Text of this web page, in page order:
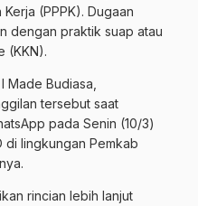
(PPPK). Dugaan
dengan praktik suap atau
(KKN).
Made Budiasa,
tersebut saat
pada Senin (10/3)
di lingkungan Pemkab
rincian lebih lanjut